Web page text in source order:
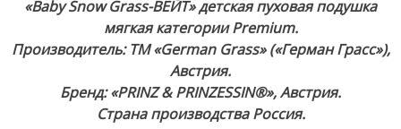
гусиный
пух.
Ткань:
«Baby Snow Grass-ВЕЙТ» детская пуховая подушка
мягкая категории Premium.
Производитель: ТМ «German Grass» («Герман Грасс»),
Австрия.
Бренд: «PRINZ & PRINZESSIN®», Австрия.
Страна производства Россия.